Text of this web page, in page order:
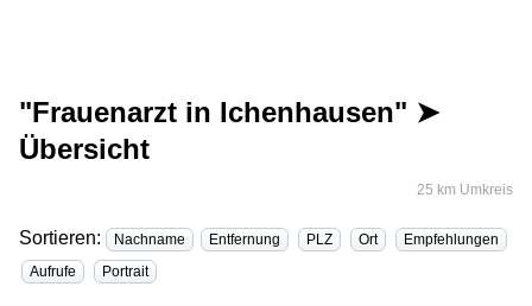
"Frauenarzt in Ichenhausen" ➤
Übersicht
25 km Umkreis
Sortieren: Nachname Entfernung PLZ Ort
Empfehlungen
Aufrufe
Portrait